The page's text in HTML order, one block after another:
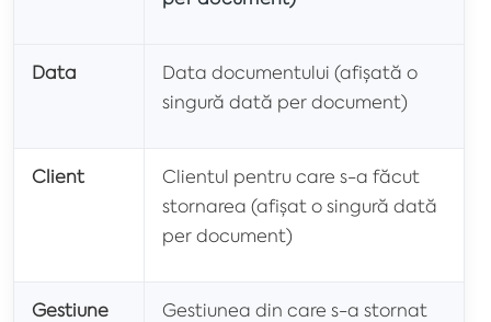
Data
Data documentului (afișată o
singură dată per document)
Client
Clientul pentru care s-a făcut
stornarea (afișat o singură dată
per document)
Gestiune
Gestiunea din care s-a stornat